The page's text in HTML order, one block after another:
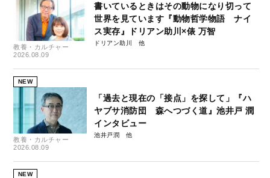
教養・カルチャー
2026.08.09
書いているときはその動物になり切って
世界を見ています『動物哲学物語 ナイ
ス実存』ドリアン助川×俵 万智
ドリアン助川
NEW
教養・カルチャー
2026.08.09
「過去と現在の「接点」を探して」『ハ
ヤブサ消防団 森へつづく道』池井戸 潤
インタビュー
池井戸潤
NEW